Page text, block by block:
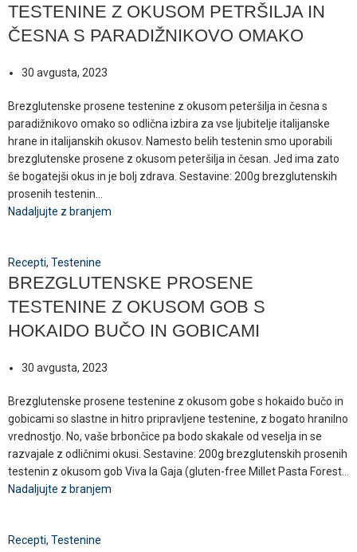
TESTENINE Z OKUSOM PETRŠILJA IN
ČESNA S PARADIŽNIKOVO OMAKO
30 avgusta, 2023
Brezglutenske prosene testenine z okusom peteršilja in česna s
paradižnikovo omako so odlična izbira za vse ljubitelje italijanske
hrane in italijanskih okusov. Namesto belih testenin smo uporabili
brezglutenske prosene z okusom peteršilja in česan. Jed ima zato
še bogatejši okus in je bolj zdrava. Sestavine: 200g brezglutenskih
prosenih testenin...
Nadaljujte z branjem
Recepti, Testenine
BREZGLUTENSKE PROSENE
TESTENINE Z OKUSOM GOB S
HOKAIDO BUČO IN GOBICAMI
30 avgusta, 2023
Brezglutenske prosene testenine z okusom gobe s hokaido bučo in
gobicami so slastne in hitro pripravljene testenine, z bogato hranilno
vrednostjo. No, vaše brbončice pa bodo skakale od veselja in se
razvajale z odličnimi okusi. Sestavine: 200g brezglutenskih prosenih
testenin z okusom gob Viva la Gaja (gluten-free Millet Pasta Forest...
Nadaljujte z branjem
Recepti, Testenine